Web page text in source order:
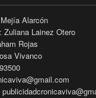
Alarcón
Lainez Otero
Rojas
Vivanco